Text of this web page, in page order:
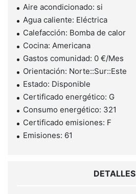
Aire acondicionado: si
Agua caliente: Eléctrica
Calefacción: Bomba de calor
Cocina: Americana
Gastos comunidad: 0 €/Mes
Orientación: Norte::Sur::Este
Estado: Disponible
Certificado energético: G
Consumo energético: 321
Certificado emisiones: F
Emisiones: 61
DETALLES